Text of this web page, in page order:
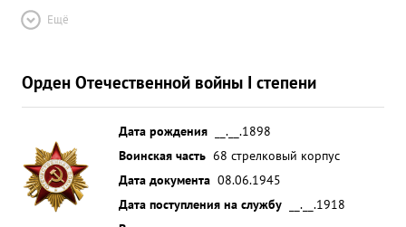
Ещё
Орден Отечественной войны I степени
Дата рождения
__.__.1898
Воинская часть 68 стрелковый корпус
Дата документа 08.06.1945
Дата поступления на службу
__.__.1918